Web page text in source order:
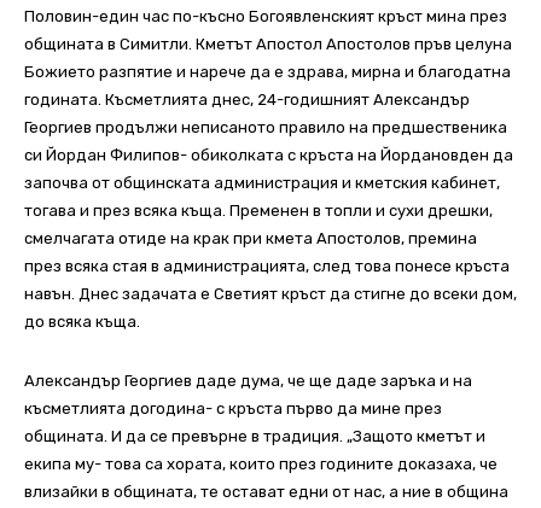
Половин-един час по-късно Богоявленският кръст мина през
общината в Симитли. Кметът Апостол Апостолов пръв целуна
Божието разпятие и нарече да е здрава, мирна и благодатна
годината. Късметлията днес, 24-годишният Александър
Георгиев продължи неписаното правило на предшественика
си Йордан Филипов- обиколката с кръста на Йордановден да
започва от общинската администрация и кметския кабинет,
тогава и през всяка къща. Пременен в топли и сухи дрешки,
смелчагата отиде на крак при кмета Апостолов, премина
през всяка стая в администрацията, след това понесе кръста
навън. Днес задачата е Светият кръст да стигне до всеки дом,
до всяка къща.
Александър Георгиев даде дума, че ще даде заръка и на
късметлията догодина- с кръста първо да мине през
общината. И да се превърне в традиция. „Защото кметът и
екипа му- това са хората, които през годините доказаха, че
влизайки в общината, те остават едни от нас, а ние в община